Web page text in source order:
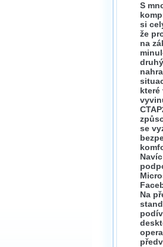
S
si
že
na
které
se
Na